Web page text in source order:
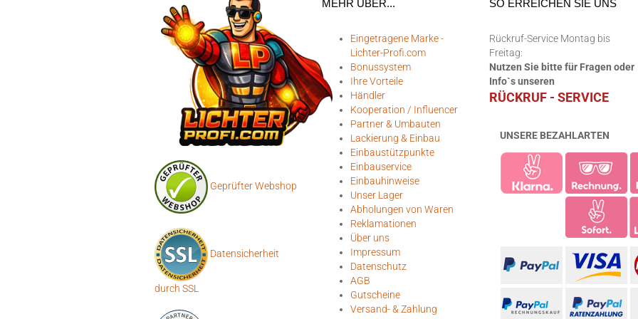
Geprüfter Webshop
Datensicherheit
durch SSL
MEHR ÜBER...
Eingetragene Marke -
Lichter-Profi.com
Bonussystem
Ihre Vorteile
Händler
Kooperation / Influencer
Partner & Umbauten
Lackierung & Einbau
Einbaustützpunkte
Einbauservice
Einbauhinweise
Unser Lager
Abholungen von Waren
Reklamationen
Über uns
Impressum
Datenschutz
AGB
Gutscheine
Versand- & Zahlung
SO ERREICHEN SIE UNS
Rückruf-Service Montag bis
Freitag:
Nutzen Sie bitte für Fragen oder
Info`s unseren
RÜCKRUF - SERVICE
UNSERE BEZAHLARTEN